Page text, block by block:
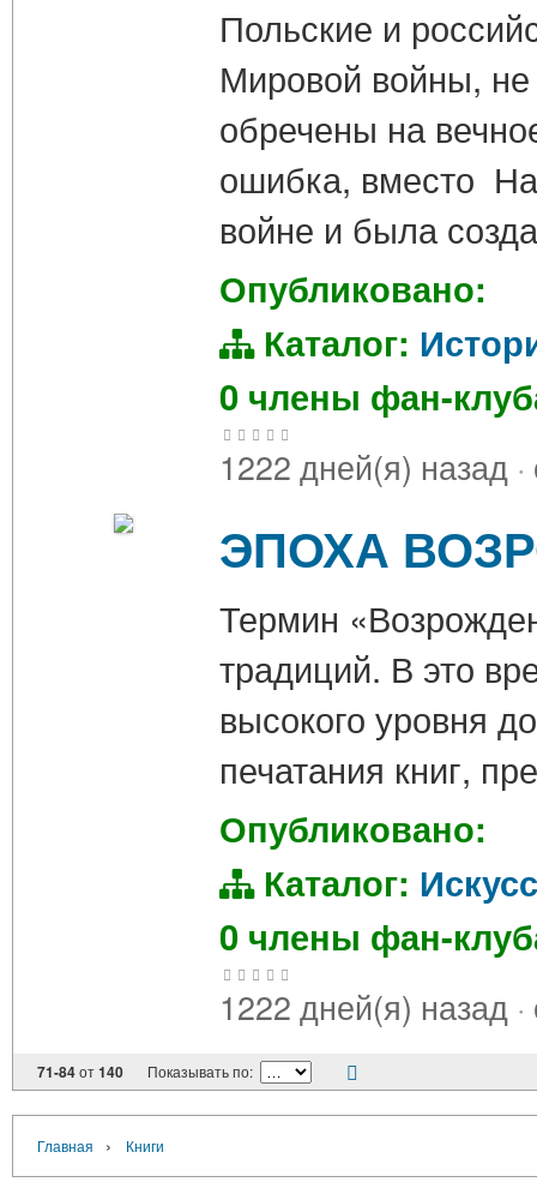
Польские и
Мировой войны,
обречены на
ошибка, вместо
войне и была
Опубликовано:
Каталог:
0 члены фан-
1222 дней(я) назад ·
ЭПОХА
Термин
традиций. В это
высокого уровня
печатания книг,
Опубликовано:
Каталог:
0 члены фан-
1222 дней(я) назад ·
71-84от140 Показывать по:
Главная › Книги